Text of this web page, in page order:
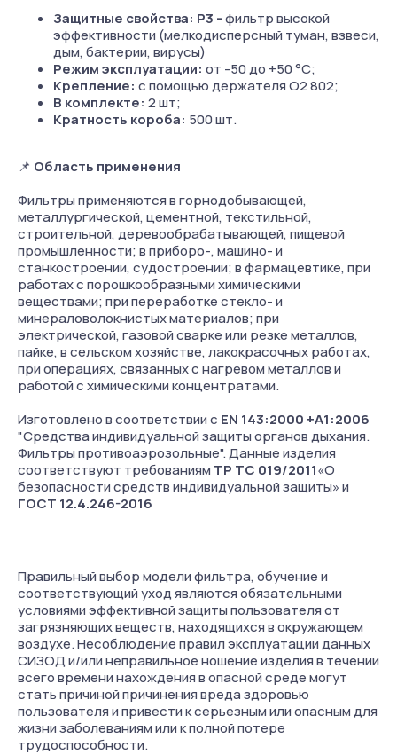
Защитные свойства: P3 -фильтр высокой
эффективности (мелкодисперсный туман, взвеси,
дым, бактерии, вирусы)
Режим эксплуатации: от -50 до +50 °С;
Крепление: с помощью держателя О2 802;
В комплекте: 2 шт;
Кратность короба: 500 шт.
📌 Область применения
Фильтры применяются в горнодобывающей,
металлургической, цементной, текстильной,
строительной, деревообрабатывающей, пищевой
промышленности; в приборо-, машино- и
станкостроении, судостроении; в фармацевтике, при
работах с порошкообразными химическими
веществами; при переработке стекло- и
минераловолокнистых материалов; при
электрической, газовой сварке или резке металлов,
пайке, в сельском хозяйстве, лакокрасочных работах,
при операциях, связанных с нагревом металлов и
работой с химическими концентратами.
Изготовлено в соответствии с EN 143:2000 +А1:2006
"Средства индивидуальной защиты органов дыхания.
Фильтры противоаэрозольные". Данные изделия
соответствуют требованиям ТР ТС 019/2011«О
безопасности средств индивидуальной защиты» и
ГОСТ 12.4.246-2016
Правильный выбор модели фильтра, обучение и
соответствующий уход являются обязательными
условиями эффективной защиты пользователя от
загрязняющих веществ, находящихся в окружающем
воздухе. Несоблюдение правил эксплуатации данных
СИЗОД и/или неправильное ношение изделия в течении
всего времени нахождения в опасной среде могут
стать причиной причинения вреда здоровью
пользователя и привести к серьезным или опасным для
жизни заболеваниям или к полной потере
трудоспособности.